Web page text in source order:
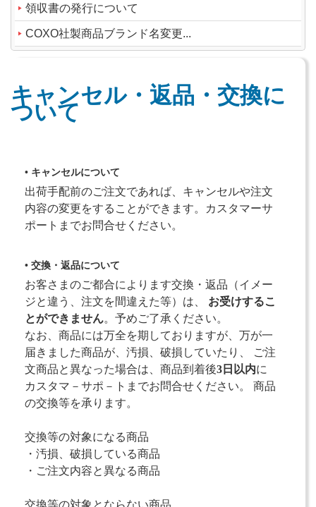
領収書の発行について
COXO社製商品ブランド名変更...
キャンセル・返品・交換に
ついて
• キャンセルについて
出荷手配前のご注文であれば、キャンセルや注文
内容の変更をすることができます。カスタマーサ
ポートまでお問合せください。
• 交換・返品について
お客さまのご都合によります交換・返品（イメー
ジと違う、注文を間違えた等）は、 お受けするこ
とができません。予めご了承ください。
なお、商品には万全を期しておりますが、万が一
届きました商品が、汚損、破損していたり、 ご注
文商品と異なった場合は、商品到着後3日以内に
カスタマ－サポ－トまでお問合せください。 商品
の交換等を承ります。
交換等の対象になる商品
・汚損、破損している商品
・ご注文内容と異なる商品